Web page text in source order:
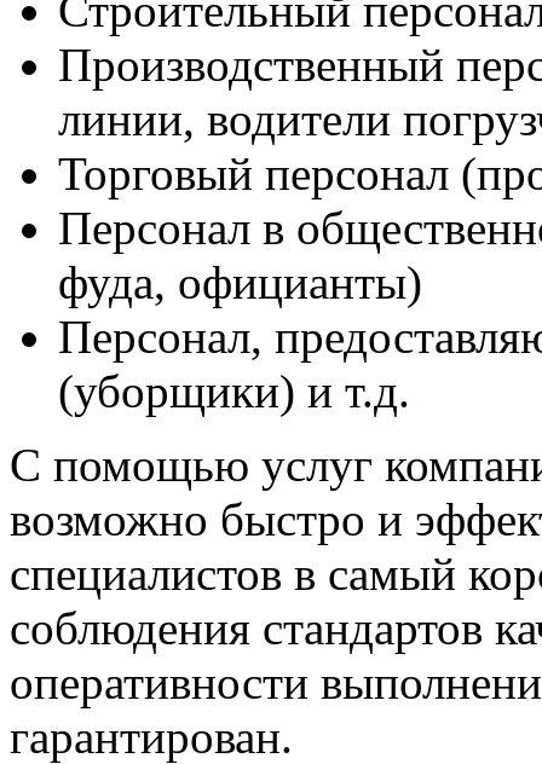
Производственный
линии, водители
Торговый персонал
Персонал в
фуда, официанты)
Персонал,
(уборщики) и т.д.
С помощью услуг
возможно быстро и
специалистов в самый
соблюдения стандартов
оперативности
гарантирован.